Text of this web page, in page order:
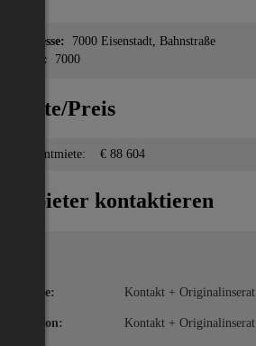
Adresse: 7000 Eisenstadt, Bahnstraße
PLZ:
7000
Miete/Preis
Gesamtmiete: € 88 604
Anbieter kontaktieren
Name: Kontakt + Originalinserat
Telefon: Kontakt + Originalinserat